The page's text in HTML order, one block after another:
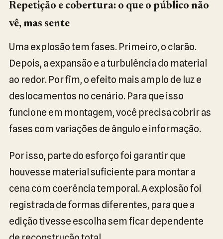
Repetição e cobertura: o que o público não
vê, mas sente
Uma explosão tem fases. Primeiro, o clarão.
Depois, a expansão e a turbulência do material
ao redor. Por fim, o efeito mais amplo de luz e
deslocamentos no cenário. Para que isso
funcione em montagem, você precisa cobrir as
fases com variações de ângulo e informação.
Por isso, parte do esforço foi garantir que
houvesse material suficiente para montar a
cena com coerência temporal. A explosão foi
registrada de formas diferentes, para que a
edição tivesse escolha sem ficar dependente